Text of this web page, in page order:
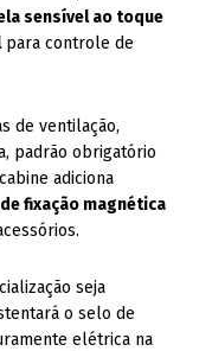
sensível ao toque
para controle de
de ventilação,
padrão obrigatório
adiciona
fixação magnética
seja
o selo de
elétrica na